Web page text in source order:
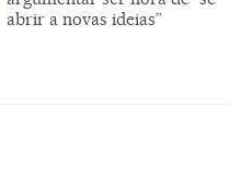
abrir a novas ideias”